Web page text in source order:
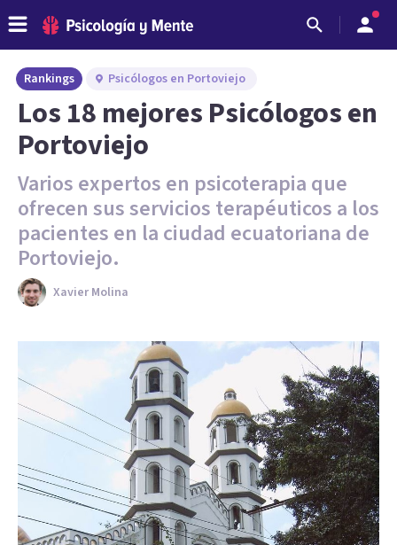
Rankings Psicólogos en Portoviejo
Los 18 mejores Psicólogos en
Portoviejo
Varios expertos en psicoterapia que
ofrecen sus servicios terapéuticos a los
pacientes en la ciudad ecuatoriana de
Portoviejo.
Xavier Molina